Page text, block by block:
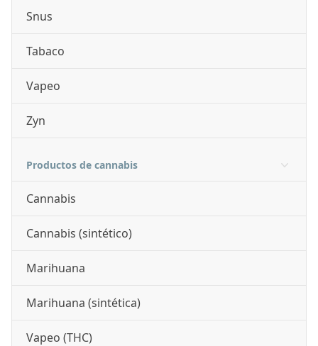
Snus
Tabaco
Vapeo
Zyn
Productos de cannabis
Cannabis
Cannabis (sintético)
Marihuana
Marihuana (sintética)
Vapeo (THC)